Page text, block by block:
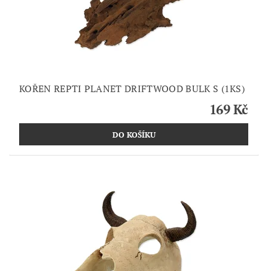
KOŘEN REPTI PLANET DRIFTWOOD BULK S (1KS)
169 Kč